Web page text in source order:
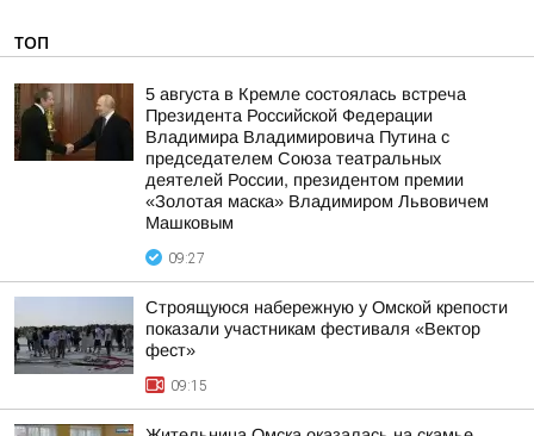
ТОП
5 августа в Кремле состоялась встреча
Президента Российской Федерации
Владимира Владимировича Путина с
председателем Союза театральных
деятелей России, президентом премии
«Золотая маска» Владимиром Львовичем
Машковым
09:27
Строящуюся набережную у Омской крепости
показали участникам фестиваля «Вектор
фест»
09:15